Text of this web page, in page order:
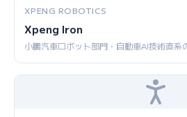
XPENG ROBOTICS
Xpeng Iron
小鵬汽車ロボット部門・自動車AI技術直系